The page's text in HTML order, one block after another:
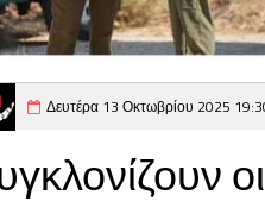
Δευτέρα 13 Οκτωβρίου 2025